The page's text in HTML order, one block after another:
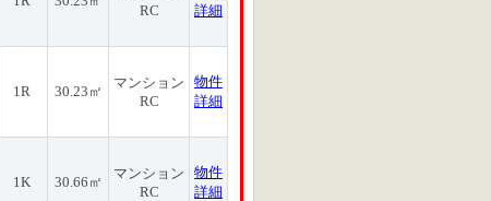
RC
詳細
1R 30.23㎡
マンション
RC
物件
詳細
1K 30.66㎡
マンション
RC
物件
詳細